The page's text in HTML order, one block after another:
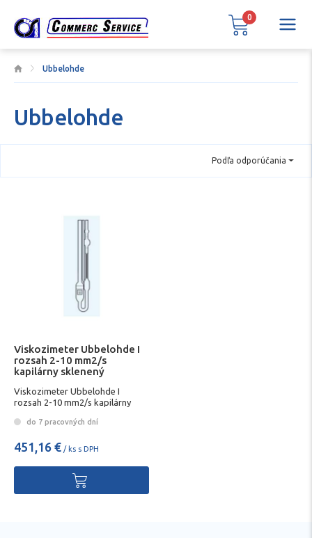
Ubbelohde
Ubbelohde
Podľa odporúčania
Viskozimeter Ubbelohde I
rozsah 2-10 mm2/s
kapilárny sklenený
Viskozimeter Ubbelohde I
rozsah 2-10 mm2/s kapilárny
do 7 pracovných dní
451,16 € / ks s DPH
0